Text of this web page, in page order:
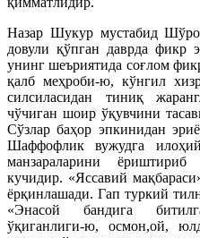
Назар Шукур мустабид
довули қўпган даврда фикр
унинг шеъриятида соғлом
қалб меҳроби-ю, кўнгил
силсиласидан тиниқ
чўчиган шоир ўқувчини
Сўзлар баҳор эпкинидан
Шаффофлик вужудга
манзараларини
кучидир. «Яссавий
ёрқинлашади. Гап туркий
«Энасой бандига
ўқиганлиги-ю, осмон,ой,